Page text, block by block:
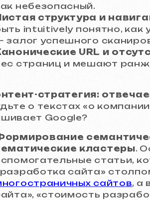
небезопасный.
структура и
intuitively понятно, как
залог успешного
URL и
страниц и мешают
стратегия:
о текстах «о
Google?
кластеры.
статьи,
сайта»
сайтов, а
«стоимость